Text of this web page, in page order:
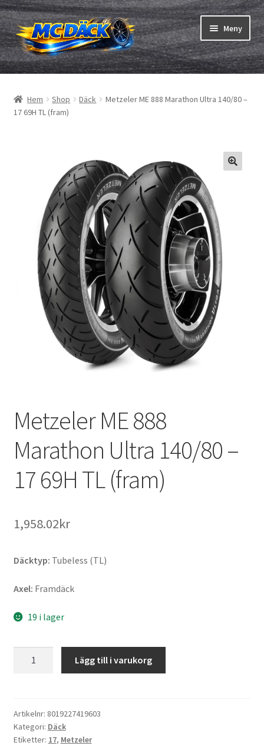
Hoppa
till
navigering
Hoppa
till
innehåll
Meny
Däck
Slangar & fälgband
Däcktest
Märken
Om oss
Hem Shop Däck
Metzeler ME 888 Marathon Ultra 140/80 –
17 69H TL (fram)
Metzeler ME 888
Marathon Ultra 140/80 –
17 69H TL (fram)
1,958.02kr
Däcktyp: Tubeless (TL)
Axel: Framdäck
19 i lager
Ultra
140/80
-
Lägg till i varukorg
Artikelnr: 8019227419603
Kategori: Däck
Etiketter: 17, Metzeler